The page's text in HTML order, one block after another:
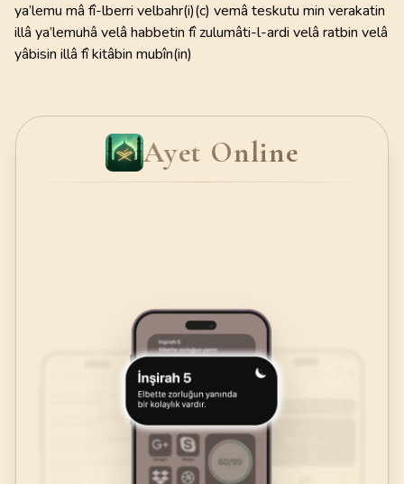
ya’lemu mâ fî-lberri velbahr(i)(c) vemâ teskutu min verakatin
illâ ya’lemuhâ velâ habbetin fî zulumâti-l-ardi velâ ratbin velâ
yâbisin illâ fî kitâbin mubîn(in)
Ayet Online